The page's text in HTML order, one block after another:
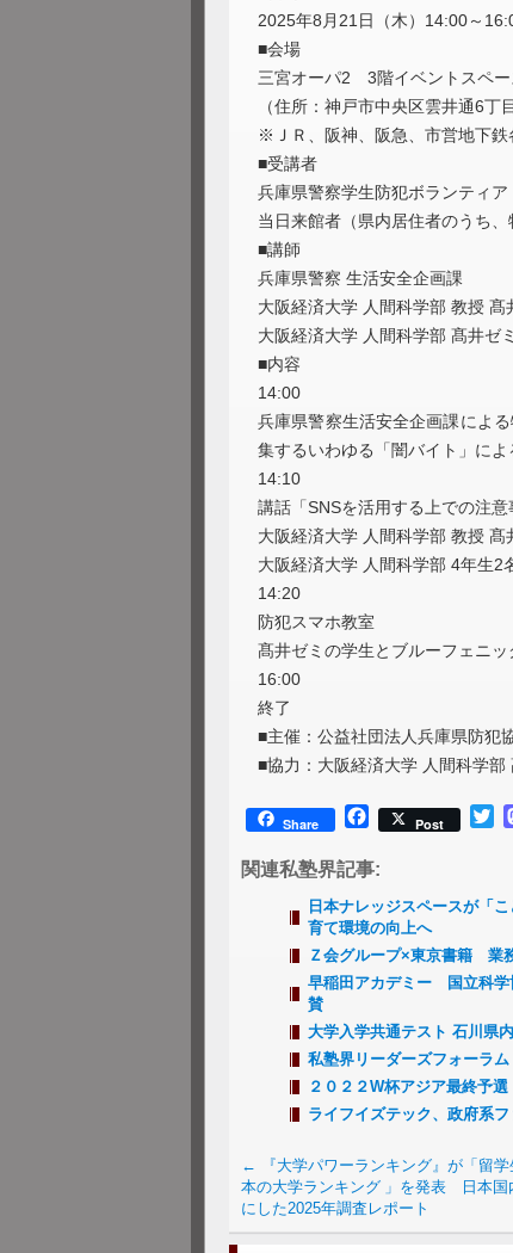
2025年8月21日（木）14:00～
■会場
三宮オーパ2 3階イベントスペー
（住所：神戸市中央区雲井通6丁
※ＪＲ、阪神、阪急、市営地下
■受講者
兵庫県警察学生防犯ボランティ
当日来館者（県内居住者のうち
■講師
兵庫県警察 生活安全企画課
大阪経済大学 人間科学部 教授 髙
大阪経済大学 人間科学部 髙井ゼ
■内容
14:00
兵庫県警察生活安全企画課によ
集するいわゆる「闇バイト」に
14:10
講話「SNSを活用する上での注意
大阪経済大学 人間科学部 教授 髙
大阪経済大学 人間科学部 4年生2
14:20
防犯スマホ教室
髙井ゼミの学生とブルーフェニ
16:00
終了
■主催：公益社団法人兵庫県防犯
■協力：大阪経済大学 人間科学部
Share Facebook
Post
関連私塾界記事:
日本ナレッジスペースが「
育て環境の向上へ
Ｚ会グループ×東京書籍 業
早稲田アカデミー 国立科学
賛
大学入学共通テスト 石川県
私塾界リーダーズフォーラ
２０２２W杯アジア最終予
ライフイズテック、政府系
←
『大学パワーランキング』が「留
本の大学ランキング 」を発表 日本国
にした2025年調査レポート